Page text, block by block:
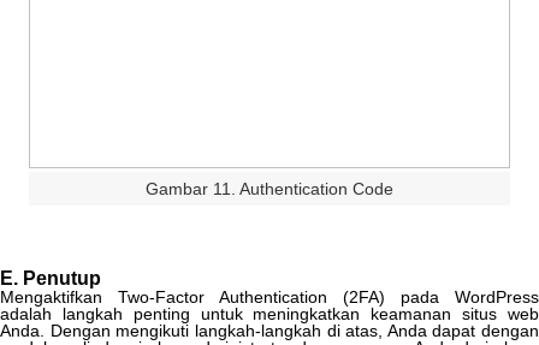
Gambar 11. Authentication Code
E. Penutup
Mengaktifkan Two-Factor Authentication (2FA) pada
WordPress
adalah
langkah penting untuk meningkatkan keamanan situs web
Anda
Dengan mengikuti langkah-langkah di atas Anda dapat dengan